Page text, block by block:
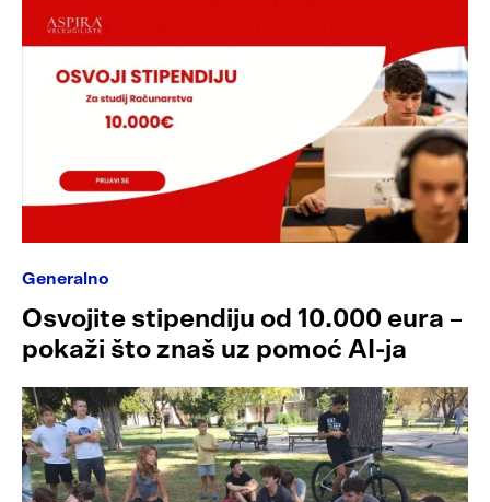
Generalno
Osvojite stipendiju od 10.000 eura –
pokaži što znaš uz pomoć AI-ja